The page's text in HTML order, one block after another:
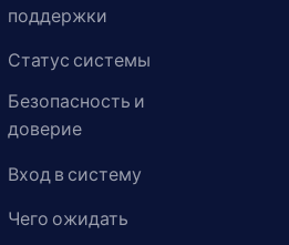
поддержки
Статус системы
Безопасность и
доверие
Вход в систему
Чего ожидать